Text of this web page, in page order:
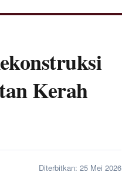
Kerah
Diterbitkan: 25 Mei 2026